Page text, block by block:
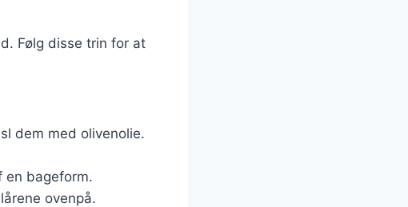
Følg disse trin for at
dem med olivenolie.
bageform.
ovenpå.